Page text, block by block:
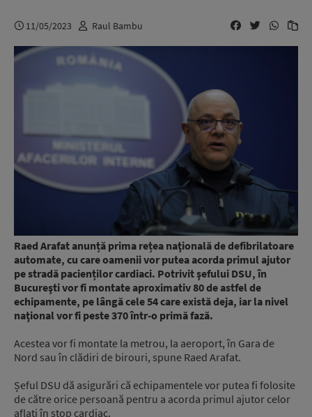
11/05/2023 Raul Bambu
Raed Arafat anunță prima rețea naţională de defibrilatoare
automate, cu care oamenii vor putea acorda primul ajutor
pe stradă pacienților cardiaci. Potrivit şefului DSU, în
Bucureşti vor fi montate aproximativ 80 de astfel de
echipamente, pe lângă cele 54 care există deja, iar la nivel
naţional vor fi peste 370 într-o primă fază.
Acestea vor fi montate la metrou, la aeroport, în Gara de
Nord sau în clădiri de birouri, spune Raed Arafat.
Șeful DSU dă asigurări că echipamentele vor putea fi folosite
de către orice persoană pentru a acorda primul ajutor celor
aflaţi în stop cardiac.